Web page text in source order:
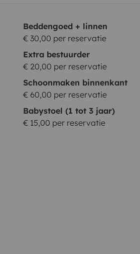
Beddengoed + linnen
€ 30,00 per reservatie
Extra bestuurder
€ 20,00 per reservatie
Schoonmaken binnenkant
€ 60,00 per reservatie
Babystoel (1 tot 3 jaar)
€ 15,00 per reservatie